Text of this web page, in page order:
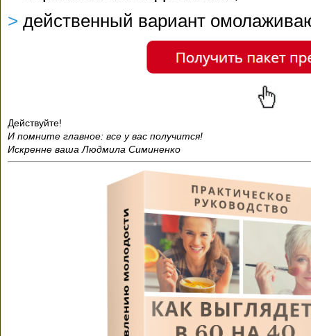
> действенный вариант
Действуйте!
И помните главное: все у вас получится!
Искренне ваша Людмила Симиненко